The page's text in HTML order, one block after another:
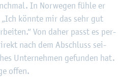
In Nor­we­gen fühle er
könn­te mir das sehr gut
Von daher passt es per­
nach dem Ab­schluss sei­
Un­ter­neh­men ge­fun­den hat.
offen.